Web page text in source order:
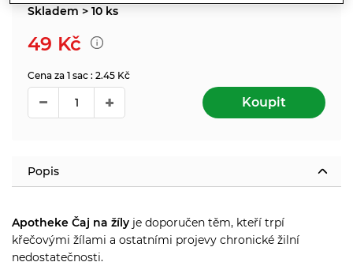
Skladem > 10 ks
49 Kč
Cena za 1 sac : 2.45 Kč
Koupit
Popis
Apotheke Čaj na žíly je doporučen těm, kteří trpí
křečovými žílami a ostatními projevy chronické žilní
nedostatečnosti.